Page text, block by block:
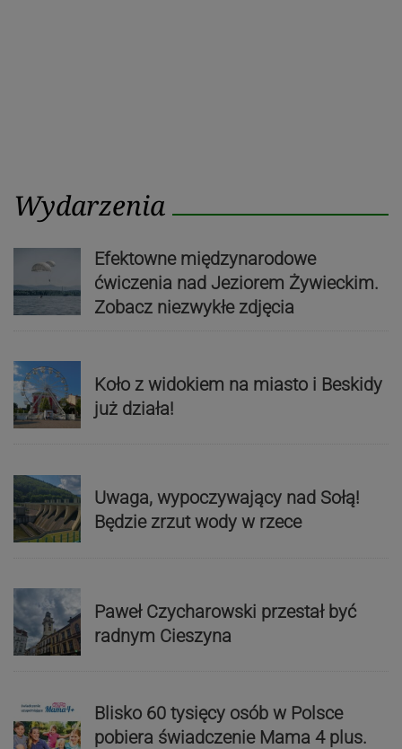
Wydarzenia
Efektowne międzynarodowe
ćwiczenia nad Jeziorem Żywieckim.
Zobacz niezwykłe zdjęcia
Koło z widokiem na miasto i Beskidy
już działa!
Uwaga, wypoczywający nad Sołą!
Będzie zrzut wody w rzece
Paweł Czycharowski przestał być
radnym Cieszyna
Blisko 60 tysięcy osób w Polsce
pobiera świadczenie Mama 4 plus.